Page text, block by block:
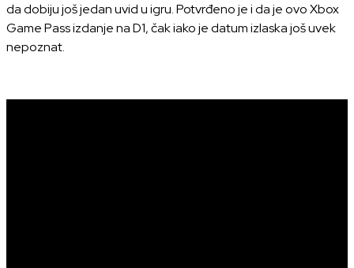
da dobiju još jedan uvid u igru. Potvrđeno je i da je ovo Xbox
Game Pass izdanje na D1, čak iako je datum izlaska još uvek
nepoznat.